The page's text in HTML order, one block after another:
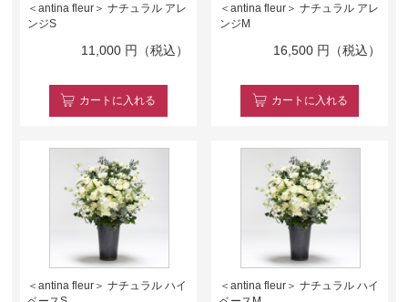
＜antina fleur＞ ナチュラル アレ
ンジS
11,000 円（税込）
カート に入れる
＜antina fleur＞ ナチュラル アレ
ンジM
16,500 円（税込）
カート に入れる
＜antina fleur＞ ナチュラル ハイ
＜antina fleur＞ ナチュラル ハイ